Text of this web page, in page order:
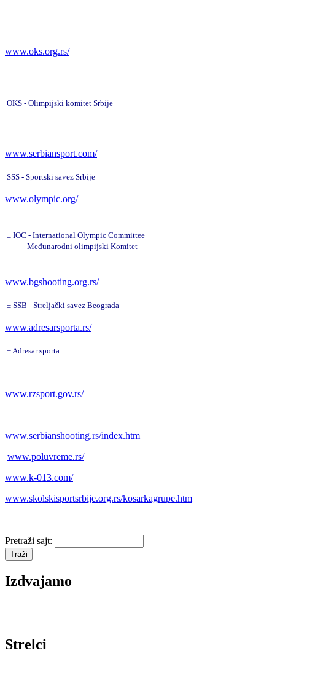
www.oks.org.rs/
OKS - Olimpijski komitet Srbije
www.serbiansport.com/
SSS - Sportski savez Srbije
www.olympic.org/
± IOC - International Olympic Committee
Međunarodni olimpijski Komitet
www.bgshooting.org.rs/
± SSB - Streljački savez Beograda
www.adresarsporta.rs/
± Adresar sporta
www.rzsport.gov.rs/
www.serbianshooting.rs/index.htm
www.poluvreme.rs/
www.k-013.com/
www.skolskisportsrbije.org.rs/kosarkagrupe.htm
Pretraži sajt:
Izdvajamo
Strelci